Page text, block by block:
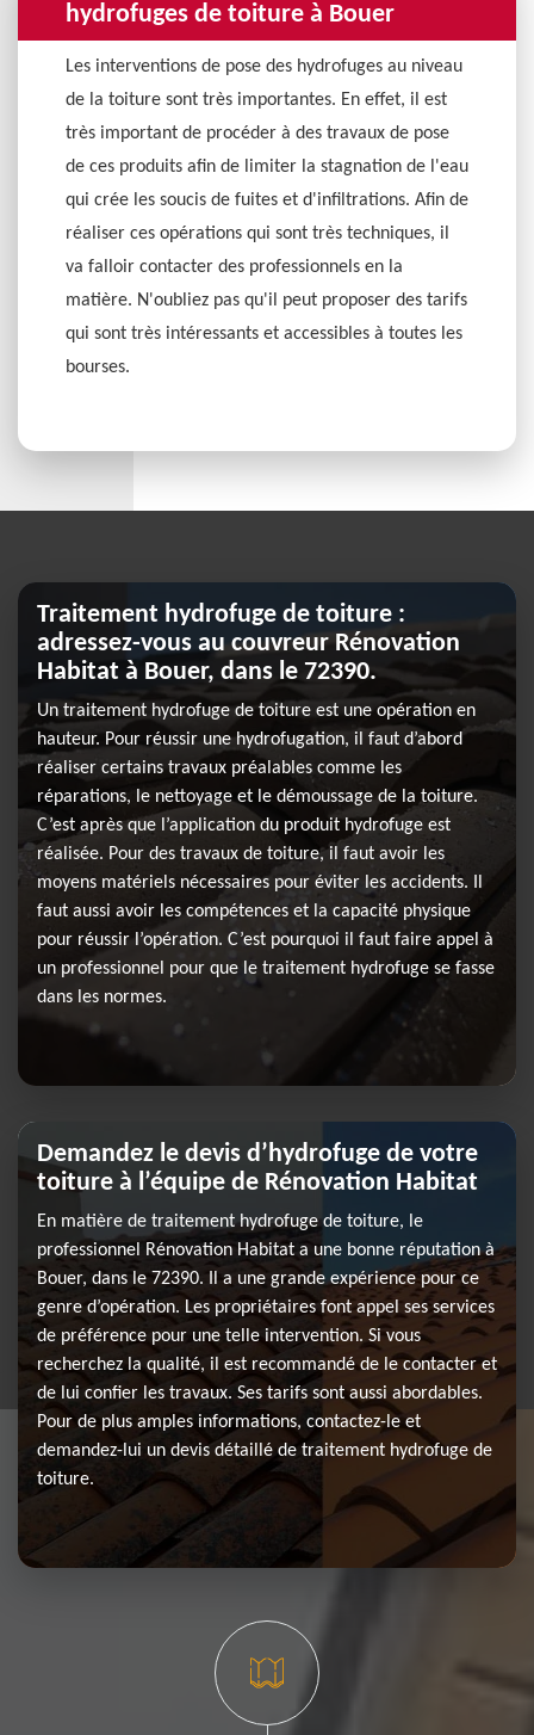
hydrofuges de toiture à Bouer
Les interventions de pose des hydrofuges au niveau
de la toiture sont très importantes. En effet, il est
très important de procéder à des travaux de pose
de ces produits afin de limiter la stagnation de l'eau
qui crée les soucis de fuites et d'infiltrations. Afin de
réaliser ces opérations qui sont très techniques, il
va falloir contacter des professionnels en la
matière. N'oubliez pas qu'il peut proposer des tarifs
qui sont très intéressants et accessibles à toutes les
bourses.
Traitement hydrofuge de toiture :
adressez-vous au couvreur Rénovation
Habitat à Bouer, dans le 72390.
Un traitement hydrofuge de toiture est une opération en
hauteur. Pour réussir une hydrofugation, il faut d’abord
réaliser certains travaux préalables comme les
réparations, le nettoyage et le démoussage de la toiture.
C’est après que l’application du produit hydrofuge est
réalisée. Pour des travaux de toiture, il faut avoir les
moyens matériels nécessaires pour éviter les accidents. Il
faut aussi avoir les compétences et la capacité physique
pour réussir l’opération. C’est pourquoi il faut faire appel à
un professionnel pour que le traitement hydrofuge se fasse
dans les normes.
Demandez le devis d’hydrofuge de votre
toiture à l’équipe de Rénovation Habitat
En matière de traitement hydrofuge de toiture, le
professionnel Rénovation Habitat a une bonne réputation à
Bouer, dans le 72390. Il a une grande expérience pour ce
genre d’opération. Les propriétaires font appel ses services
de préférence pour une telle intervention. Si vous
recherchez la qualité, il est recommandé de le contacter et
de lui confier les travaux. Ses tarifs sont aussi abordables.
Pour de plus amples informations, contactez-le et
demandez-lui un devis détaillé de traitement hydrofuge de
toiture.